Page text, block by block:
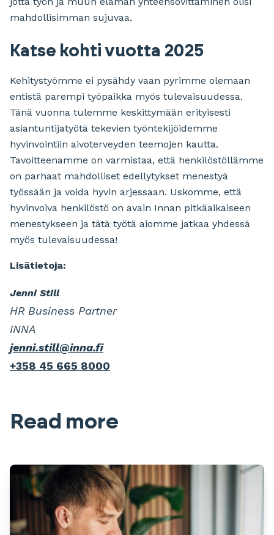
mahdollisimman sujuvaa.
Katse kohti vuotta 2025
Kehitystyömme ei pysähdy vaan pyrimme olemaan
entistä parempi työpaikka myös tulevaisuudessa.
Tänä vuonna tulemme keskittymään erityisesti
asiantuntijatyötä tekevien työntekijöidemme
hyvinvointiin aivoterveyden teemojen kautta.
Tavoitteenamme on varmistaa, että henkilöstöllämme
on parhaat mahdolliset edellytykset menestyä
työssään ja voida hyvin arjessaan. Uskomme, että
hyvinvoiva henkilöstö on avain Innan pitkäaikaiseen
menestykseen ja tätä työtä aiomme jatkaa yhdessä
myös tulevaisuudessa!
Lisätietoja:
Jenni Still
HR Business Partner
INNA
jenni.still@inna.fi
+358 45 665 8000
Read more